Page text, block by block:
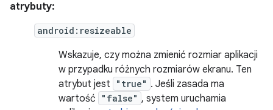
atrybuty:
android:resizeable
Wskazuje, czy można zmienić rozmiar aplikacji
w przypadku różnych rozmiarów ekranu. Ten
atrybut jest
"true" . Jeśli zasada ma
wartość
"false" , system uruchamia